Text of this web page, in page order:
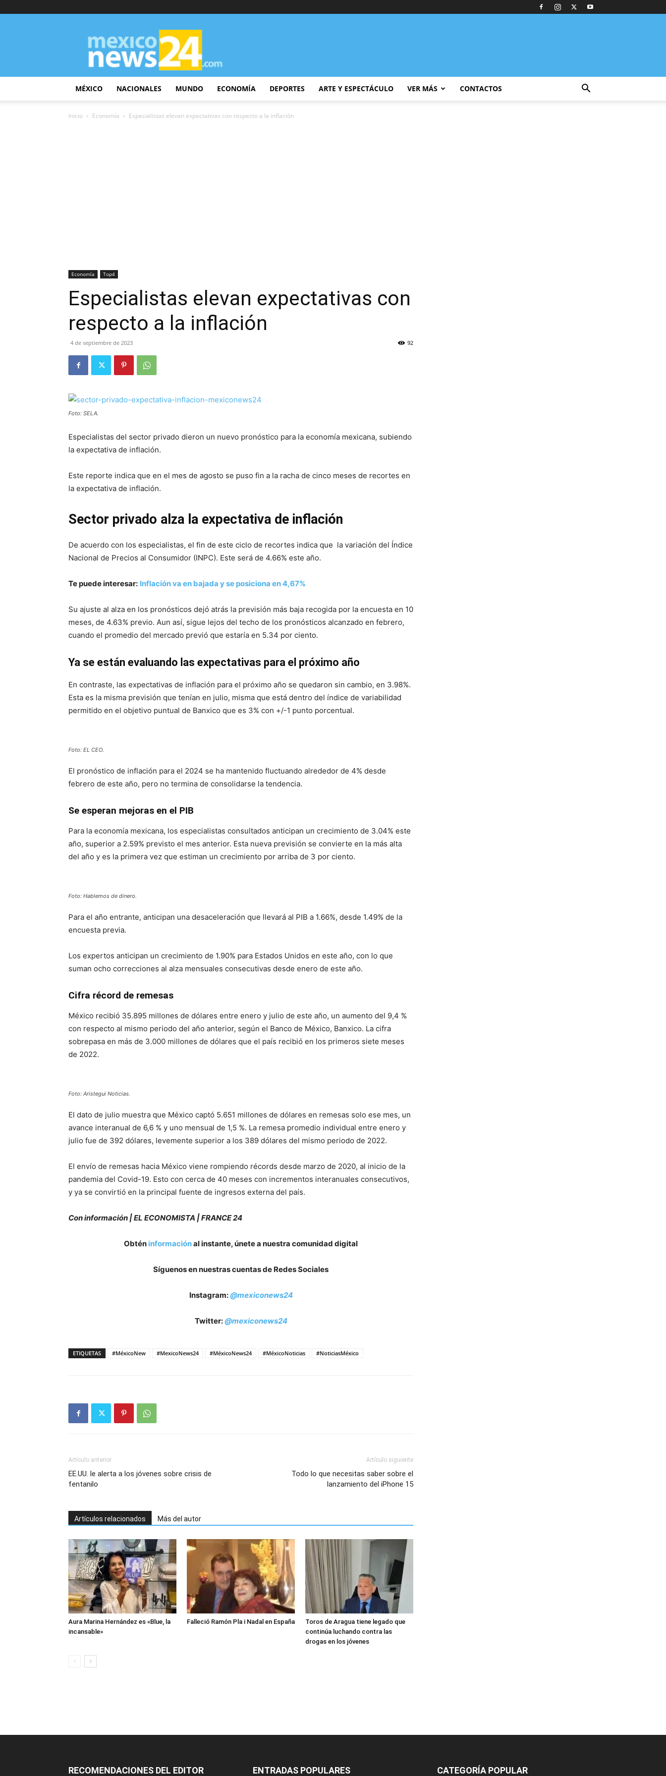
MexicoNews24
MÉXICO NACIONALES MUNDO ECONOMÍA DEPORTES ARTE Y ESPECTÁCULO VER MÁS CONTACTOS
Inicio Economía Especialistas elevan expectativas con respecto a la inflación
Economía Top4
Especialistas elevan expectativas con
respecto a la inflación
4 de septiembre de 2023 92
Foto: SELA.
Especialistas del sector privado dieron un nuevo pronóstico para la economía mexicana, subiendo
la expectativa de inflación.
Este reporte indica que en el mes de agosto se puso fin a la racha de cinco meses de recortes en
la expectativa de inflación.
Sector privado alza la expectativa de inflación
De acuerdo con los especialistas, el fin de este ciclo de recortes indica que la variación del Índice
Nacional de Precios al Consumidor (INPC). Este será de 4.66% este año.
Te puede interesar: Inflación va en bajada y se posiciona en 4,67%
Su ajuste al alza en los pronósticos dejó atrás la previsión más baja recogida por la encuesta en 10
meses, de 4.63% previo. Aun así, sigue lejos del techo de los pronósticos alcanzado en febrero,
cuando el promedio del mercado previó que estaría en 5.34 por ciento.
Ya se están evaluando las expectativas para el próximo año
En contraste, las expectativas de inflación para el próximo año se quedaron sin cambio, en 3.98%.
Esta es la misma previsión que tenían en julio, misma que está dentro del índice de variabilidad
permitido en el objetivo puntual de Banxico que es 3% con +/-1 punto porcentual.
Foto: EL CEO.
El pronóstico de inflación para el 2024 se ha mantenido fluctuando alrededor de 4% desde
febrero de este año, pero no termina de consolidarse la tendencia.
Se esperan mejoras en el PIB
Para la economía mexicana, los especialistas consultados anticipan un crecimiento de 3.04% este
año, superior a 2.59% previsto el mes anterior. Esta nueva previsión se convierte en la más alta
del año y es la primera vez que estiman un crecimiento por arriba de 3 por ciento.
Foto: Hablemos de dinero.
Para el año entrante, anticipan una desaceleración que llevará al PIB a 1.66%, desde 1.49% de la
encuesta previa.
Los expertos anticipan un crecimiento de 1.90% para Estados Unidos en este año, con lo que
suman ocho correcciones al alza mensuales consecutivas desde enero de este año.
Cifra récord de remesas
México recibió 35.895 millones de dólares entre enero y julio de este año, un aumento del 9,4 %
con respecto al mismo periodo del año anterior, según el Banco de México, Banxico. La cifra
sobrepasa en más de 3.000 millones de dólares que el país recibió en los primeros siete meses
de 2022.
Foto: Aristegui Noticias.
El dato de julio muestra que México captó 5.651 millones de dólares en remesas solo ese mes, un
avance interanual de 6,6 % y uno mensual de 1,5 %. La remesa promedio individual entre enero y
julio fue de 392 dólares, levemente superior a los 389 dólares del mismo periodo de 2022.
El envío de remesas hacia México viene rompiendo récords desde marzo de 2020, al inicio de la
pandemia del Covid-19. Esto con cerca de 40 meses con incrementos interanuales consecutivos,
y ya se convirtió en la principal fuente de ingresos externa del país.
Con información | EL ECONOMISTA | FRANCE 24
Obtén informaciónal instante, únete a nuestra comunidad digital
Síguenos en nuestras cuentas de Redes Sociales
Instagram:@mexiconews24
Twitter:@mexiconews24
ETIQUETAS #MéxicoNew #MexicoNews24 #MéxicoNews24 #MéxicoNoticias #NoticiasMéxico
Artículo anterior
EE.UU. le alerta a los jóvenes sobre crisis de
fentanilo
Artículo siguiente
Todo lo que necesitas saber sobre el
lanzamiento del iPhone 15
Artículos relacionados Más del autor
Aura Marina Hernández es «Blue, la
incansable»
Falleció Ramón Pla i Nadal en España
Toros de Aragua tiene legado que
continúa luchando contra las
drogas en los jóvenes
RECOMENDACIONES DEL EDITOR ENTRADAS POPULARES CATEGORÍA POPULAR